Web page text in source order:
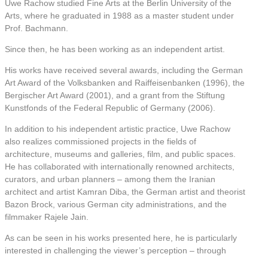
Uwe Rachow studied Fine Arts at the Berlin University of the
Arts, where he graduated in 1988 as a master student under
Prof. Bachmann.
Since then, he has been working as an independent artist.
His works have received several awards, including the German
Art Award of the Volksbanken and Raiffeisenbanken (1996), the
Bergischer Art Award (2001), and a grant from the Stiftung
Kunstfonds of the Federal Republic of Germany (2006).
In addition to his independent artistic practice, Uwe Rachow
also realizes commissioned projects in the fields of
architecture, museums and galleries, film, and public spaces.
He has collaborated with internationally renowned architects,
curators, and urban planners – among them the Iranian
architect and artist Kamran Diba, the German artist and theorist
Bazon Brock, various German city administrations, and the
filmmaker Rajele Jain.
As can be seen in his works presented here, he is particularly
interested in challenging the viewer’s perception – through